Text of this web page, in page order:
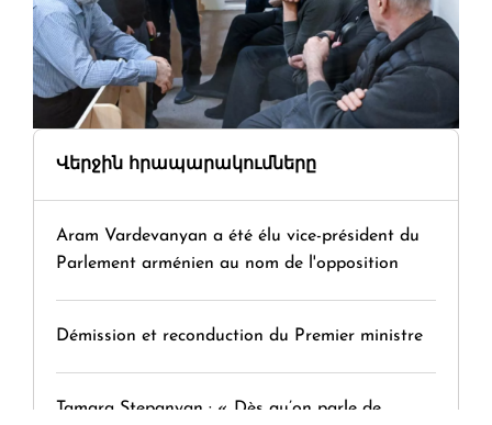
Վերջին հրապարակումները
Aram Vardevanyan a été élu vice-président du
Parlement arménien au nom de l'opposition
Démission et reconduction du Premier ministre
Tamara Stepanyan : « Dès qu’on parle de